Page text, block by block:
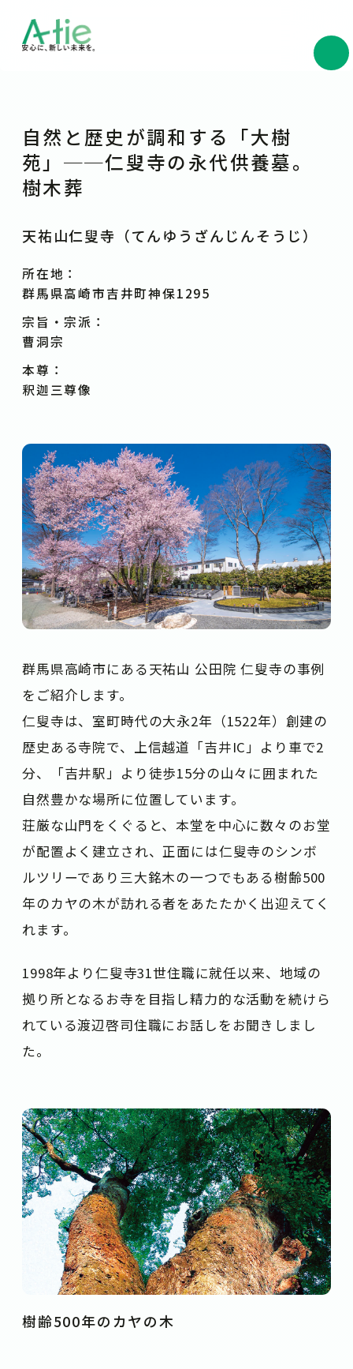
自然と歴史が調和する「大樹
苑」──仁叟寺の永代供養墓。
樹木葬
天祐山仁叟寺（てんゆうざんじんそうじ）
所在地：
群馬県高崎市吉井町神保1295
宗旨・宗派：
曹洞宗
本尊：
釈迦三尊像
群馬県高崎市にある天祐山 公田院 仁叟寺の事例
をご紹介します。
仁叟寺は、室町時代の大永2年（1522年）創建の
歴史ある寺院で、上信越道「吉井IC」より車で2
分、「吉井駅」より徒歩15分の山々に囲まれた
自然豊かな場所に位置しています。
荘厳な山門をくぐると、本堂を中心に数々のお堂
が配置よく建立され、正面には仁叟寺のシンボ
ルツリーであり三大銘木の一つでもある樹齢500
年のカヤの木が訪れる者をあたたかく出迎えてく
れます。
1998年より仁叟寺31世住職に就任以来、地域の
拠り所となるお寺を目指し精力的な活動を続けら
れている渡辺啓司住職にお話しをお聞きしまし
た。
樹齢500年のカヤの木